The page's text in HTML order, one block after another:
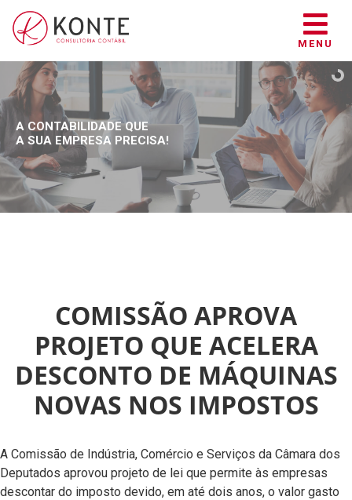
MENU
A CONTABILIDADE QUE
A SUA EMPRESA PRECISA!
COMISSÃO APROVA
PROJETO QUE ACELERA
DESCONTO DE MÁQUINAS
NOVAS NOS IMPOSTOS
A Comissão de Indústria, Comércio e Serviços da Câmara dos
Deputados aprovou projeto de lei que permite às empresas
descontar do imposto devido, em até dois anos, o valor gasto